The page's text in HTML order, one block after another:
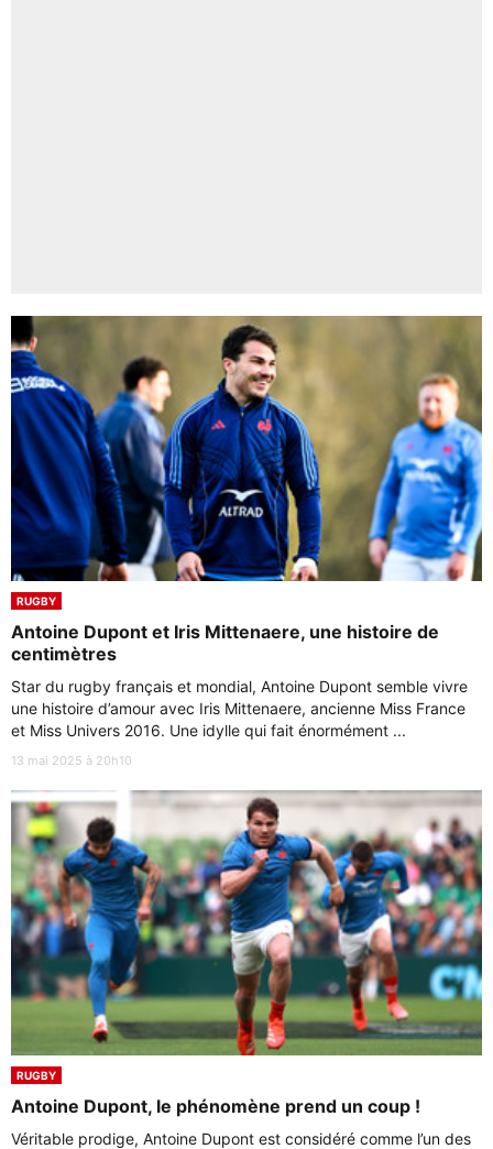
RUGBY
Antoine Dupont et Iris Mittenaere, une histoire de
centimètres
Star du rugby français et mondial, Antoine Dupont semble vivre
une histoire d’amour avec Iris Mittenaere, ancienne Miss France
et Miss Univers 2016. Une idylle qui fait énormément ...
13 mai 2025 à 20h10
RUGBY
Antoine Dupont, le phénomène prend un coup !
Véritable prodige, Antoine Dupont est considéré comme l’un des